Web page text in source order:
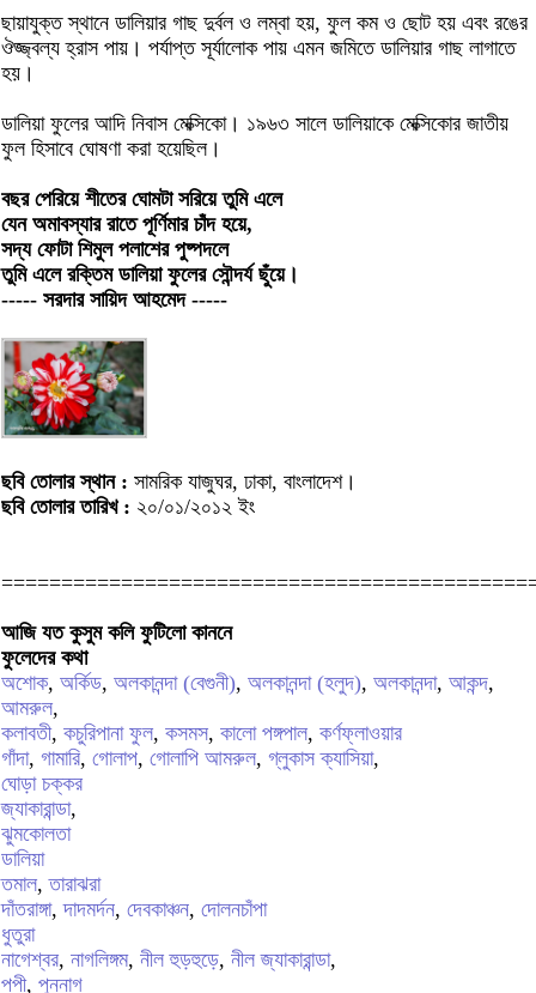
ছায়াযুক্ত স্থানে ডালিয়ার গাছ দুর্বল ও লম্বা হয়, ফুল কম ও ছোট হয় এবং রঙের
ঔজ্জ্বল্য হ্রাস পায়। পর্যাপ্ত সূর্যালোক পায় এমন জমিতে ডালিয়ার গাছ লাগাতে
হয়।
ডালিয়া ফুলের আদি নিবাস মেক্সিকো। ১৯৬৩ সালে ডালিয়াকে মেক্সিকোর জাতীয়
ফুল হিসাবে ঘোষণা করা হয়েছিল।
বছর পেরিয়ে শীতের ঘোমটা সরিয়ে তুমি এলে
যেন অমাবস্যার রাতে পূর্ণিমার চাঁদ হয়ে,
সদ্য ফোটা শিমুল পলাশের পুষ্পদলে
তুমি এলে রক্তিম ডালিয়া ফুলের সৌন্দর্য ছুঁয়ে।
----- সরদার সায়িদ আহমেদ -----
ছবি তোলার স্থান : সামরিক যাজুঘর, ঢাকা, বাংলাদেশ।
ছবি তোলার তারিখ : ২০/০১/২০১২ ইং
আজি যত কুসুম কলি ফুটিলো কাননে
ফুলেদের কথা
অশোক, অর্কিড, অলকানন্দা (বেগুনী), অলকানন্দা (হলুদ), অলকানন্দা, আকন্দ,
আমরুল,
কলাবতী, কচুরিপানা ফুল, কসমস, কালো পঙ্গপাল, কর্ণফ্লাওয়ার
গাঁদা, গামারি, গোলাপ, গোলাপি আমরুল, গ্লুকাস ক্যাসিয়া,
ঘোড়া চক্কর
জ্যাকারান্ডা,
ঝুমকোলতা
ডালিয়া
তমাল,তারাঝরা
দাঁতরাঙ্গা,দাদমর্দন, দেবকাঞ্চন, দোলনচাঁপা
ধুতুরা
নাগেশ্বর, নাগলিঙ্গম, নীল হুড়হুড়ে, নীল জ্যাকারান্ডা,
পপী, পুন্নাগ